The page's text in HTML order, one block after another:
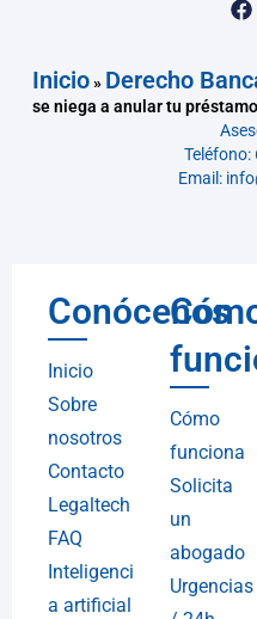
Inicio» Derecho
se niega a anular tu
Teléfono:
Email:
Conócenos
Inicio
Sobre
nosotros
Contacto
Legaltech
FAQ
Inteligenci
a artificial
Cómo
funciona
Solicita
un
abogado
Urgencias